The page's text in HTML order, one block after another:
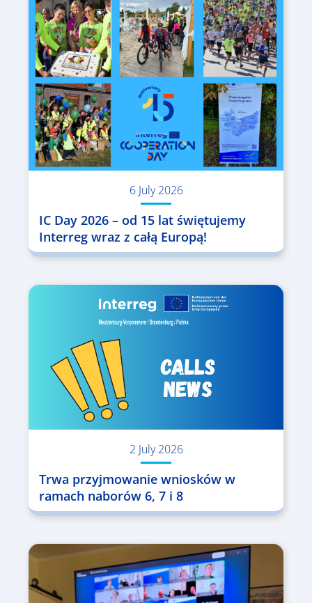
6 July 2026
IC Day 2026 – od 15 lat świętujemy
Interreg wraz z całą Europą!
2 July 2026
Trwa przyjmowanie wniosków w
ramach naborów 6, 7 i 8